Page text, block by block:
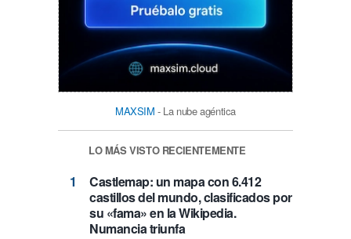
MAXSIM - La nube agéntica
LO MÁS VISTO RECIENTEMENTE
Castlemap: un mapa con 6.412
castillos del mundo, clasificados por
su «fama» en la Wikipedia.
Numancia triunfa